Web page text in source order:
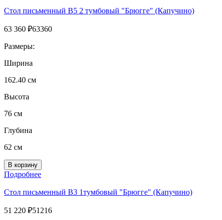
Стол письменный B5 2 тумбовый "Брюгге" (Капучино)
63 360 ₽63360
Размеры:
Ширина
162.40 см
Высота
76 см
Глубина
62 см
Подробнее
Стол письменный B3 1тумбовый "Брюгге" (Капучино)
51 220 ₽51216